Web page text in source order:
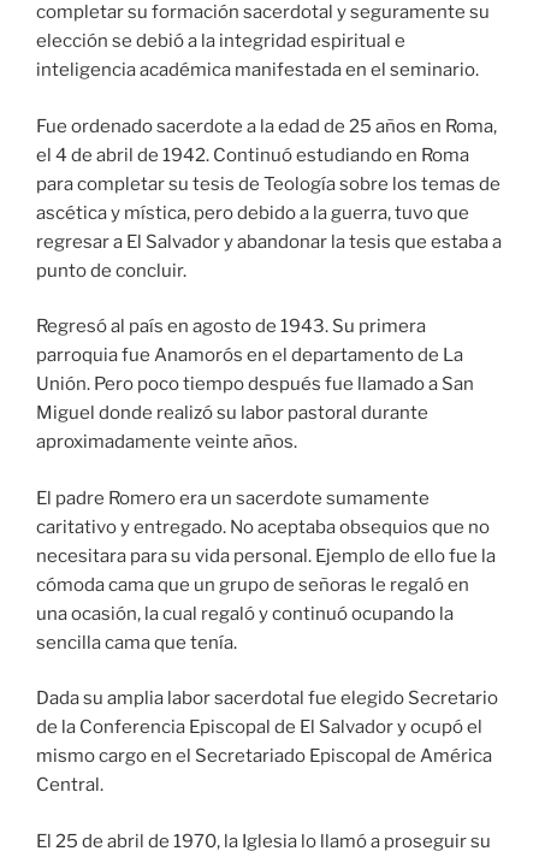
completar su formación sacerdotal y seguramente su
elección se debió a la integridad espiritual e
inteligencia académica manifestada en el seminario.
Fue ordenado sacerdote a la edad de 25 años en Roma,
el 4 de abril de 1942. Continuó estudiando en Roma
para completar su tesis de Teología sobre los temas de
ascética y mística, pero debido a la guerra, tuvo que
regresar a El Salvador y abandonar la tesis que estaba a
punto de concluir.
Regresó al país en agosto de 1943. Su primera
parroquia fue Anamorós en el departamento de La
Unión. Pero poco tiempo después fue llamado a San
Miguel donde realizó su labor pastoral durante
aproximadamente veinte años.
El padre Romero era un sacerdote sumamente
caritativo y entregado. No aceptaba obsequios que no
necesitara para su vida personal. Ejemplo de ello fue la
cómoda cama que un grupo de señoras le regaló en
una ocasión, la cual regaló y continuó ocupando la
sencilla cama que tenía.
Dada su amplia labor sacerdotal fue elegido Secretario
de la Conferencia Episcopal de El Salvador y ocupó el
mismo cargo en el Secretariado Episcopal de América
Central.
El 25 de abril de 1970, la Iglesia lo llamó a proseguir su